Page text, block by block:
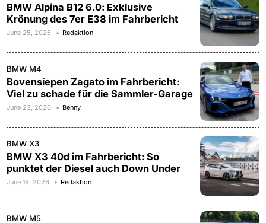
BMW Alpina B12 6.0: Exklusive
Krönung des 7er E38 im Fahrbericht
June 25, 2026 Redaktion
BMW M4
Bovensiepen Zagato im Fahrbericht:
Viel zu schade für die Sammler-Garage
June 23, 2026 Benny
BMW X3
BMW X3 40d im Fahrbericht: So
punktet der Diesel auch Down Under
June 19, 2026 Redaktion
BMW M5